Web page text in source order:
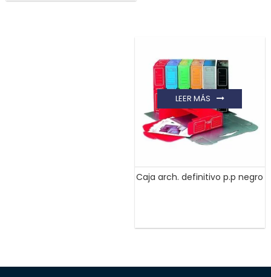
Caja arch. definitivo p.p negro
LEER MÁS